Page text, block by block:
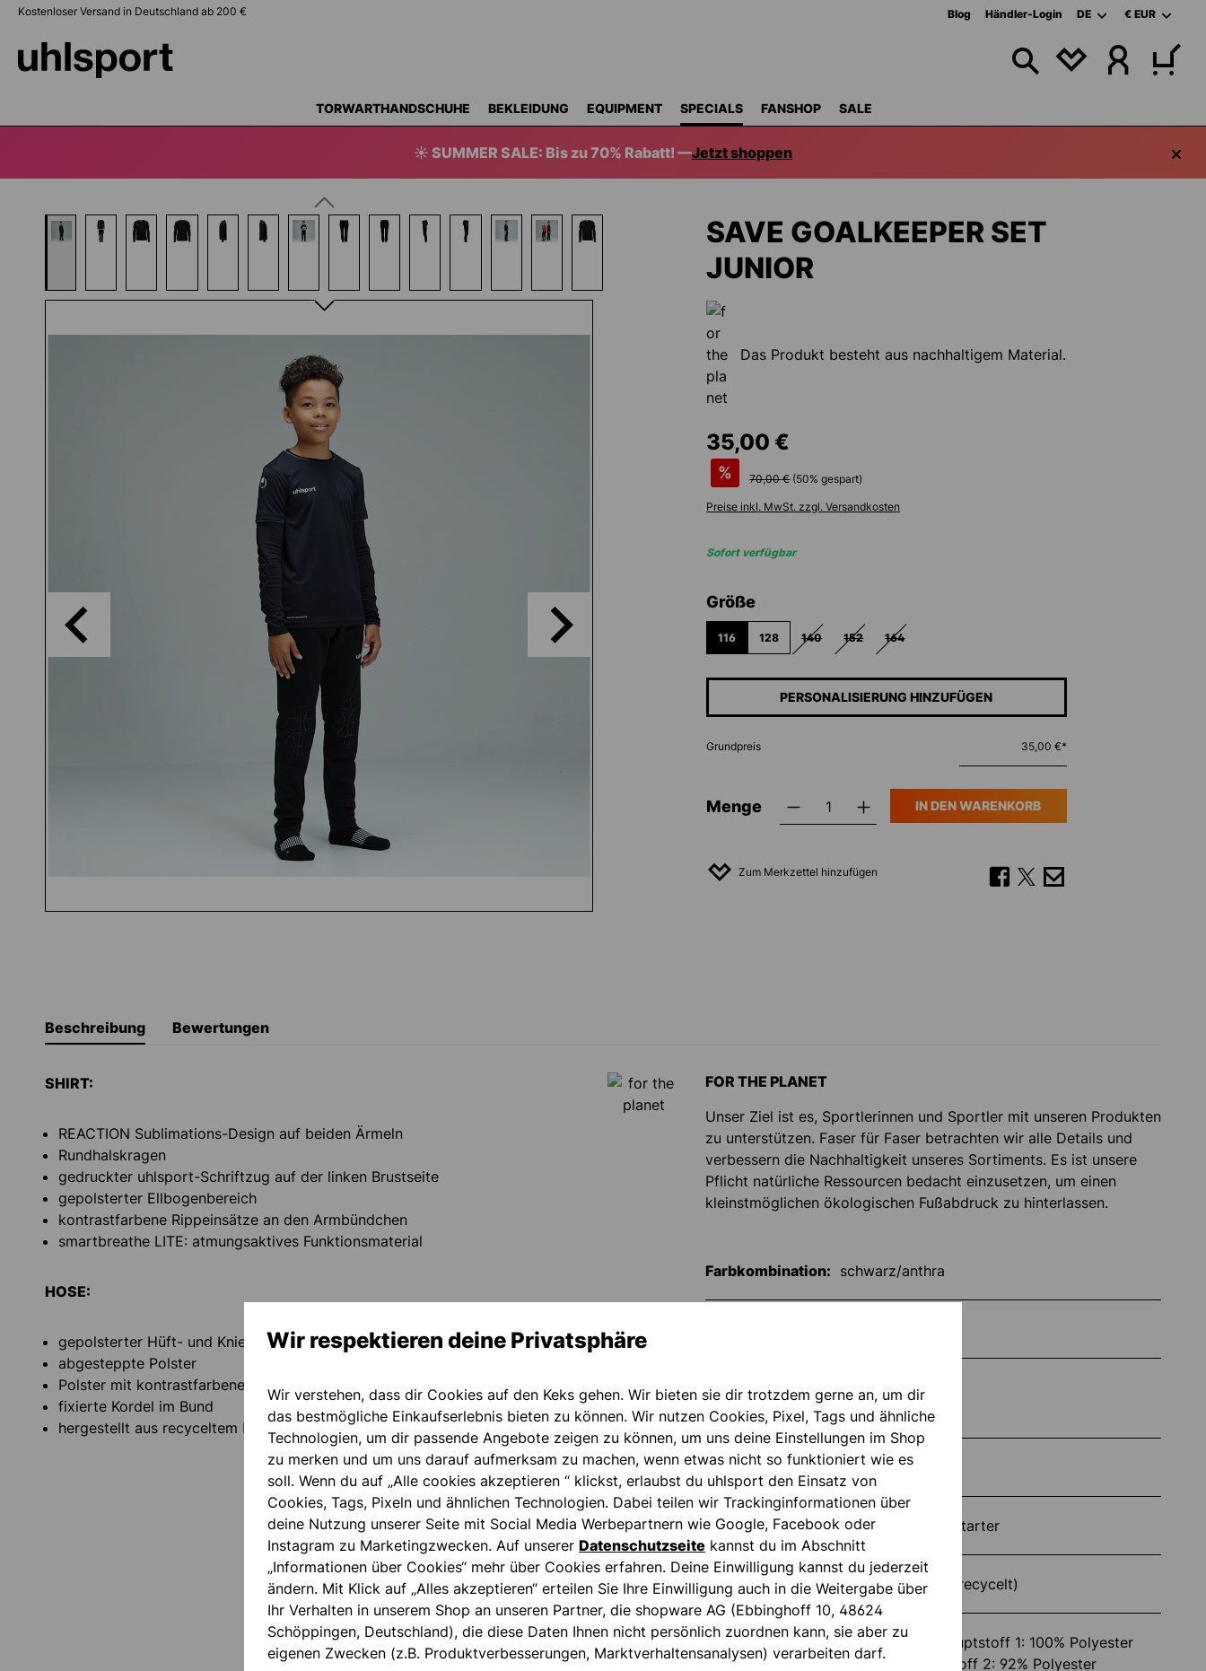
Zur Hauptnavigation springen
Kostenloser Versand in Deutschland ab 200 € Blog Händler-Login DE € EUR
DU HAST 0
TORWARTHANDSCHUHE BEKLEIDUNG EQUIPMENT SPECIALS FANSHOP SALE
☀️ SUMMER SALE: Bis zu 70% Rabatt! —Jetzt shoppen
Bildergalerie überspringen
SAVE GOALKEEPER SET
JUNIOR
Das Produkt besteht aus nachhaltigem Material.
35,00 €
% 70,00 € (50% gespart)
Preise inkl. MwSt. zzgl. Versandkosten
Sofort verfügbar
Größeauswählen
116 128 140
(DIESE OPTION IST ZURZEIT NICHT VERFÜGBAR.)
152
(DIESE OPTION IST ZURZEIT NICHT VERFÜGBAR.)
164
PERSONALISIERUNG HINZUFÜGEN
Grundpreis 35,00 €*
Menge IN DEN WARENKORB
Zum Merkzettel hinzufügen
Beschreibung Bewertungen
SHIRT:
REACTION Sublimations-Design auf beiden Ärmeln
Rundhalskragen
gedruckter uhlsport-Schriftzug auf der linken Brustseite
gepolsterter Ellbogenbereich
kontrastfarbene Rippeinsätze an den Armbündchen
smartbreathe LITE: atmungsaktives Funktionsmaterial
HOSE:
gepolsterter Hüft- und Kniebereich
abgesteppte Polster
Polster mit kontrastfarbener Umstickung
fixierte Kordel im Bund
hergestellt aus recyceltem Polyester "FOR THE PLANET"
FOR THE PLANET
Unser Ziel ist es, Sportlerinnen und Sportler mit unseren Produkten
zu unterstützen. Faser für Faser betrachten wir alle Details und
verbessern die Nachhaltigkeit unseres Sortiments. Es ist unsere
Pflicht natürliche Ressourcen bedacht einzusetzen, um einen
kleinstmöglichen ökologischen Fußabdruck zu hinterlassen.
Farbkombination: schwarz/anthra
In Kindergrößen
verfügbar:
Ja
Kollektion: Save
Level: Fortgeschritten, Starter
Material: 100 % Polyester (recycelt)
Materialcode:
SHIRT, SHIRT: Hauptstoff 1: 100% Polyester
(recycelt) Haupstoff 2: 92% Polyester
Wir respektieren deine Privatsphäre
Wir verstehen, dass dir Cookies auf den Keks gehen. Wir bieten sie dir trotzdem gerne an, um dir
das bestmögliche Einkaufserlebnis bieten zu können. Wir nutzen Cookies, Pixel, Tags und ähnliche
Technologien, um dir passende Angebote zeigen zu können, um uns deine Einstellungen im Shop
zu merken und um uns darauf aufmerksam zu machen, wenn etwas nicht so funktioniert wie es
soll. Wenn du auf „Alle cookies akzeptieren “ klickst, erlaubst du uhlsport den Einsatz von
Cookies, Tags, Pixeln und ähnlichen Technologien. Dabei teilen wir Trackinginformationen über
deine Nutzung unserer Seite mit Social Media Werbepartnern wie Google, Facebook oder
Instagram zu Marketingzwecken. Auf unserer Datenschutzseite kannst du im Abschnitt
„Informationen über Cookies“ mehr über Cookies erfahren. Deine Einwilligung kannst du jederzeit
ändern. Mit Klick auf „Alles akzeptieren“ erteilen Sie Ihre Einwilligung auch in die Weitergabe über
Ihr Verhalten in unserem Shop an unseren Partner, die shopware AG (Ebbinghoff 10, 48624
Schöppingen, Deutschland), die diese Daten Ihnen nicht persönlich zuordnen kann, sie aber zu
eigenen Zwecken (z.B. Produktverbesserungen, Marktverhaltensanalysen) verarbeiten darf.